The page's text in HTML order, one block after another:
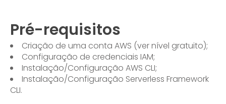
Pré-requisitos
Criação de uma conta AWS (ver nível gratuito);
Configuração de credenciais IAM;
Instalação/Configuração AWS CLI;
Instalação/Configuração Serverless Framework
CLI.